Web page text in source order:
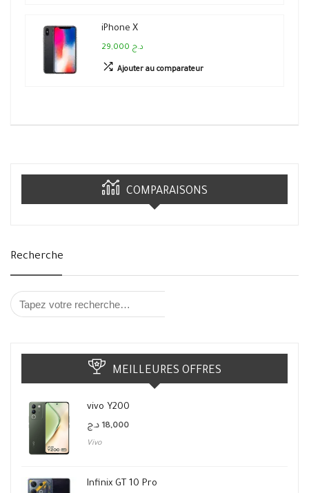
iPhone X
29,000 د.ج
Ajouter au comparateur
COMPARAISONS
Recherche
MEILLEURES OFFRES
vivo Y200
18,000 د.ج
Vivo
Infinix GT 10 Pro